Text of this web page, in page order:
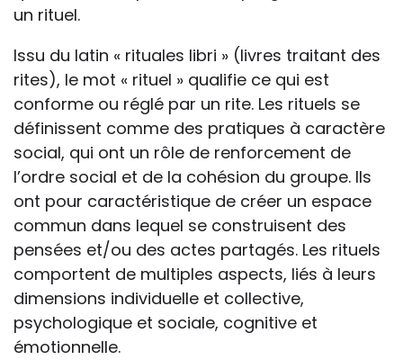
un rituel.
Issu du latin « rituales libri » (livres traitant des
rites), le mot « rituel » qualifie ce qui est
conforme ou réglé par un rite. Les rituels se
définissent comme des pratiques à caractère
social, qui ont un rôle de renforcement de
l’ordre social et de la cohésion du groupe. Ils
ont pour caractéristique de créer un espace
commun dans lequel se construisent des
pensées et/ou des actes partagés. Les rituels
comportent de multiples aspects, liés à leurs
dimensions individuelle et collective,
psychologique et sociale, cognitive et
émotionnelle.